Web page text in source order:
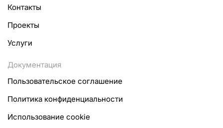
Контакты
Проекты
Услуги
Документация
Пользовательское соглашение
Политика конфиденциальности
Использование cookie